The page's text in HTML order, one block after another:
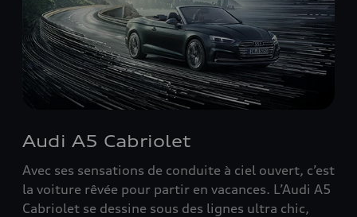
Audi A5 Cabriolet
Avec ses sensations de conduite à ciel ouvert, c’est
la voiture rêvée pour partir en vacances. L’Audi A5
Cabriolet se dessine sous des lignes ultra chic,